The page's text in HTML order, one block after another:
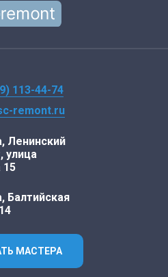
113-44-74
remont.ru
Ленинский
улица
15
Балтийская
МАСТЕРА